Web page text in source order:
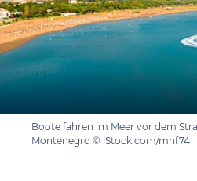
Boote fahren im Meer vor dem
Montenegro © iStock.com/mnf74